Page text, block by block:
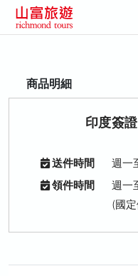
商品明細
印度簽
送件時間
週一
領件時間
週一
(國